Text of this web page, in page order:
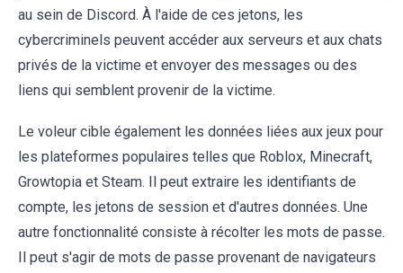
au sein de Discord. À l'aide de ces jetons, les
cybercriminels peuvent accéder aux serveurs et aux chats
privés de la victime et envoyer des messages ou des
liens qui semblent provenir de la victime.
Le voleur cible également les données liées aux jeux pour
les plateformes populaires telles que Roblox, Minecraft,
Growtopia et Steam. Il peut extraire les identifiants de
compte, les jetons de session et d'autres données. Une
autre fonctionnalité consiste à récolter les mots de passe.
Il peut s'agir de mots de passe provenant de navigateurs